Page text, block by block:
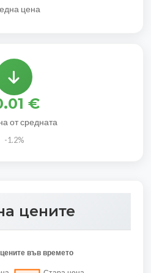
цена
€
от средната
-1.2%
цените